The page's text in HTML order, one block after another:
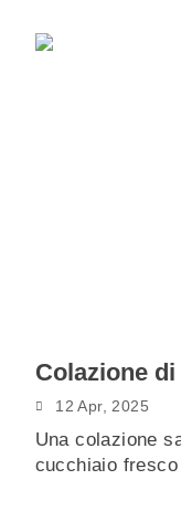
Colazione
12 Apr, 2025
Una colazione
cucchiaio